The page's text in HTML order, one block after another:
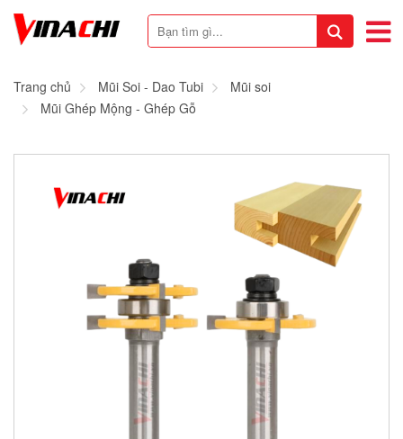
Trang chủ Mũi Soi - Dao Tubi
Mũi soi
Mũi Ghép Mộng - Ghép Gỗ